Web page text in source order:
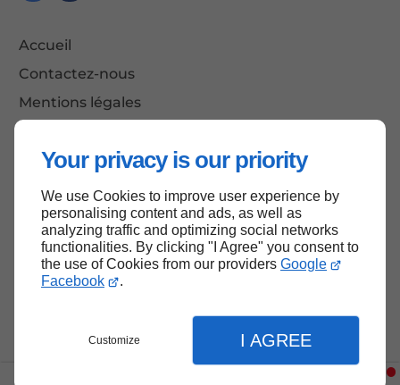
Your privacy is our priority
We use Cookies to improve user experience by
personalising content and ads, as well as
analyzing traffic and optimizing social networks
functionalities. By clicking "I Agree" you consent to
the use of Cookies from our providers Google
Facebook
.
Customize I AGREE
Accueil
Contactez-nous
Mentions légales
Haut de page